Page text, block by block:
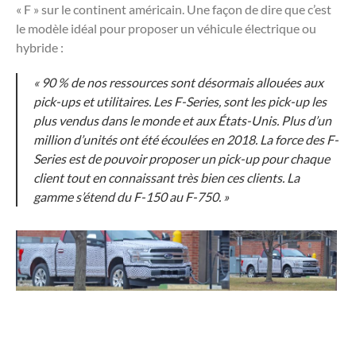
« F » sur le continent américain. Une façon de dire que c’est
le modèle idéal pour proposer un véhicule électrique ou
hybride :
« 90 % de nos ressources sont désormais allouées aux
pick-ups et utilitaires. Les F-Series, sont les pick-up les
plus vendus dans le monde et aux États-Unis. Plus d’un
million d’unités ont été écoulées en 2018. La force des F-
Series est de pouvoir proposer un pick-up pour chaque
client tout en connaissant très bien ces clients. La
gamme s’étend du F-150 au F-750. »